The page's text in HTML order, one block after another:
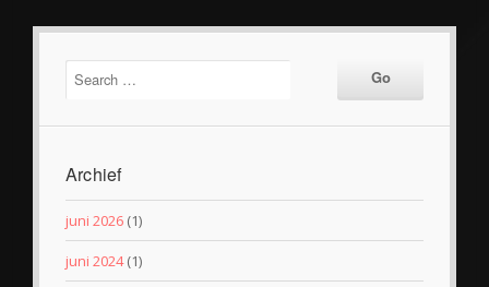
Archief
juni 2026 (1)
juni 2024(1)